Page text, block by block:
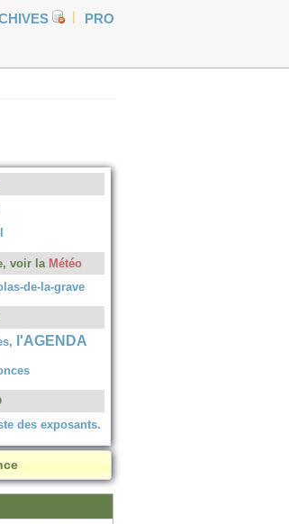
PRO
voir la Météo
de-la-grave
l'AGENDA
des exposants.